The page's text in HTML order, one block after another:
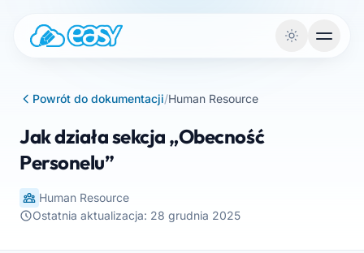
Powrót do dokumentacji/Human Resource
Jak działa sekcja „Obecność
Personelu”
Human Resource
Ostatnia aktualizacja: 28 grudnia 2025